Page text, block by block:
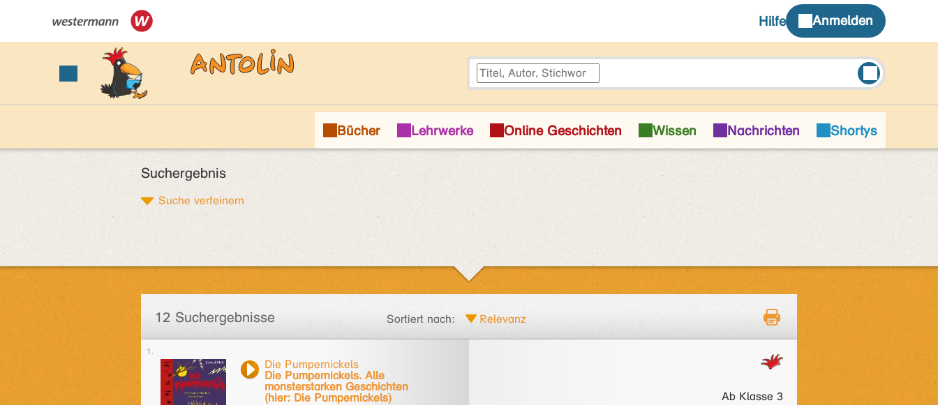
Suchergebnis
Suche verfeinern
12 Suchergebnisse Sortiert nach:
Die Pumpernickels
Die Pumpernickels. Alle
monsterstarken Geschichten
(hier: Die Pumpernickels)
Ab Klasse 3